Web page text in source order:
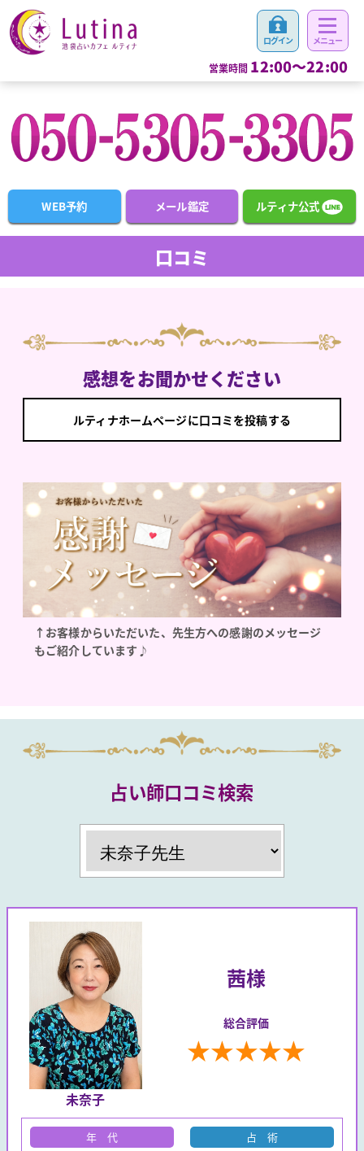
営業時間 12:00～22:00
WEB予約 メール鑑定 ルティナ公式
口コミ
感想をお聞かせください
ルティナホームページに口コミを投稿する
↑お客様からいただいた、先生方への感謝のメッセージ
もご紹介しています♪
占い師口コミ検索
未奈子
茜様
総合評価
★★★★★
年 代
占 術